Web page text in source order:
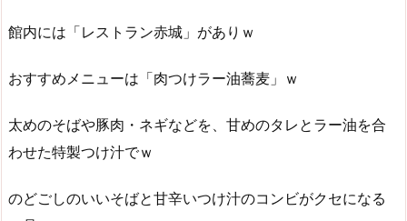
館内には「レストラン赤城」がありｗ
おすすめメニューは「肉つけラー油蕎麦」ｗ
太めのそばや豚肉・ネギなどを、甘めのタレとラー油を合
わせた特製つけ汁でｗ
のどごしのいいそばと甘辛いつけ汁のコンビがクセになる